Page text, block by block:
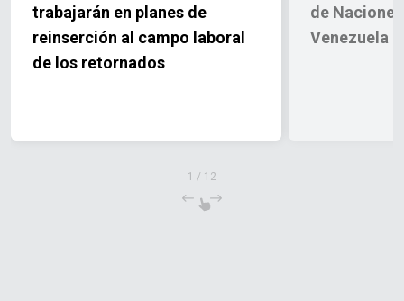
trabajarán en planes de
reinserción al campo laboral
de los retornados
de
Venezuela
1 / 12